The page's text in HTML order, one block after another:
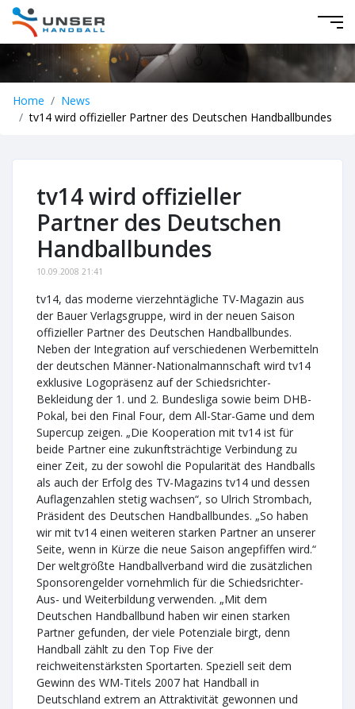
Home
News
tv14 wird offizieller Partner des Deutschen Handballbundes
tv14 wird offizieller
Partner des Deutschen
Handballbundes
10.09.2008 21:41
tv14, das moderne vierzehntägliche TV-Magazin aus
der Bauer Verlagsgruppe, wird in der neuen Saison
offizieller Partner des Deutschen Handballbundes.
Neben der Integration auf verschiedenen Werbemitteln
der deutschen Männer-Nationalmannschaft wird tv14
exklusive Logopräsenz auf der Schiedsrichter-
Bekleidung der 1. und 2. Bundesliga sowie beim DHB-
Pokal, bei den Final Four, dem All-Star-Game und dem
Supercup zeigen. „Die Kooperation mit tv14 ist für
beide Partner eine zukunftsträchtige Verbindung zu
einer Zeit, zu der sowohl die Popularität des Handballs
als auch der Erfolg des TV-Magazins tv14 und dessen
Auflagenzahlen stetig wachsen“, so Ulrich Strombach,
Präsident des Deutschen Handballbundes. „So haben
wir mit tv14 einen weiteren starken Partner an unserer
Seite, wenn in Kürze die neue Saison angepfiffen wird.“
Der weltgrößte Handballverband wird die zusätzlichen
Sponsorengelder vornehmlich für die Schiedsrichter-
Aus- und Weiterbildung verwenden. „Mit dem
Deutschen Handballbund haben wir einen starken
Partner gefunden, der viele Potenziale birgt, denn
Handball zählt zu den Top Five der
reichweitenstärksten Sportarten. Speziell seit dem
Gewinn des WM-Titels 2007 hat Handball in
Deutschland extrem an Attraktivität gewonnen und